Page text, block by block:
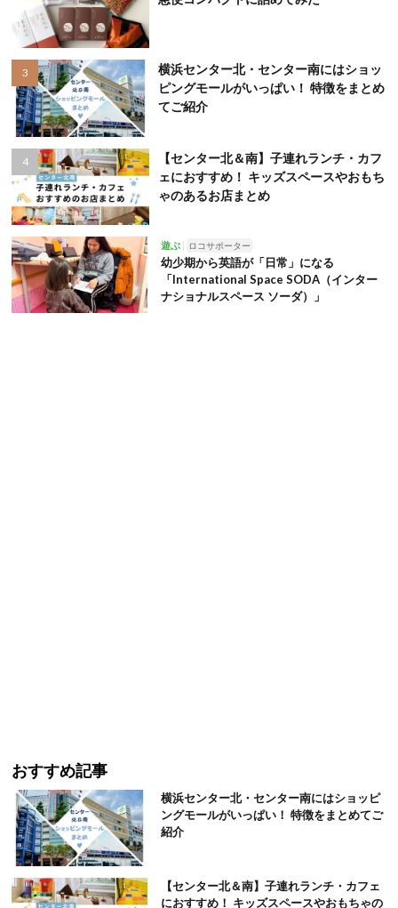
横浜センター北・センター南にはショッ
ピングモールがいっぱい！ 特徴をまとめ
てご紹介
【センター北＆南】子連れランチ・カフ
ェにおすすめ！ キッズスペースやおもち
ゃのあるお店まとめ
遊ぶ ロコサポーター
幼少期から英語が「日常」になる
「International Space SODA（インター
ナショナルスペース ソーダ）」
おすすめ記事
横浜センター北・センター南にはショッピ
ングモールがいっぱい！ 特徴をまとめてご
紹介
【センター北＆南】子連れランチ・カフェ
におすすめ！ キッズスペースやおもちゃの